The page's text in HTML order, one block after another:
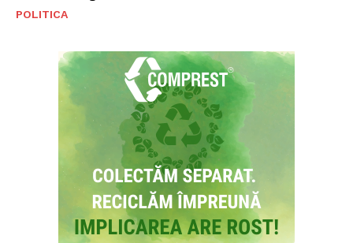
POLITICA